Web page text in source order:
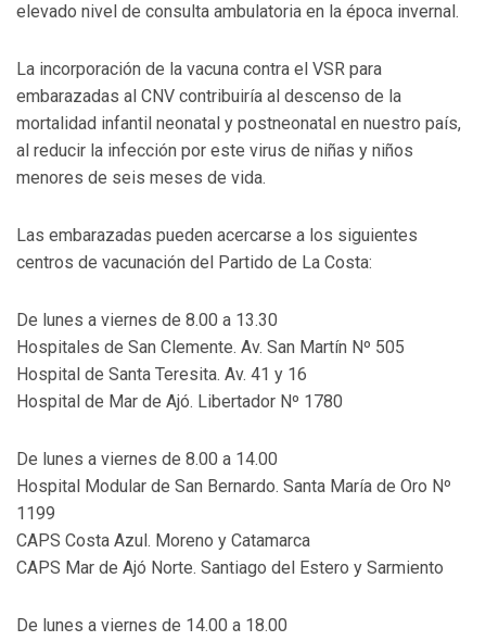
elevado nivel de consulta ambulatoria en la época invernal.
La incorporación de la vacuna contra el VSR para
embarazadas al CNV contribuiría al descenso de la
mortalidad infantil neonatal y postneonatal en nuestro país,
al reducir la infección por este virus de niñas y niños
menores de seis meses de vida.
Las embarazadas pueden acercarse a los siguientes
centros de vacunación del Partido de La Costa:
De lunes a viernes de 8.00 a 13.30
Hospitales de San Clemente. Av. San Martín Nº 505
Hospital de Santa Teresita. Av. 41 y 16
Hospital de Mar de Ajó. Libertador Nº 1780
De lunes a viernes de 8.00 a 14.00
Hospital Modular de San Bernardo. Santa María de Oro Nº
1199
CAPS Costa Azul. Moreno y Catamarca
CAPS Mar de Ajó Norte. Santiago del Estero y Sarmiento
De lunes a viernes de 14.00 a 18.00